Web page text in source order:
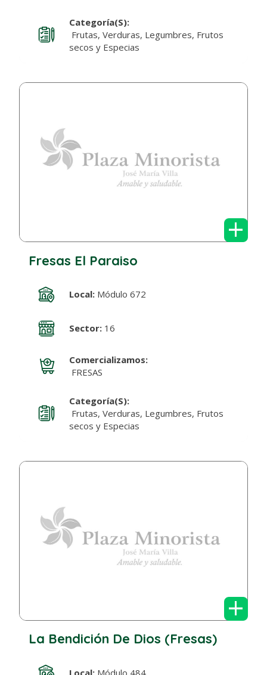
Categoría(s):
Frutas, Verduras, Legumbres, Frutos
secos y Especias
+
Fresas El Paraiso
Local:Módulo 672
Sector:16
Comercializamos:
FRESAS
Categoría(s):
Frutas, Verduras, Legumbres, Frutos
secos y Especias
+
La Bendición De Dios (Fresas)
Local:Módulo 484